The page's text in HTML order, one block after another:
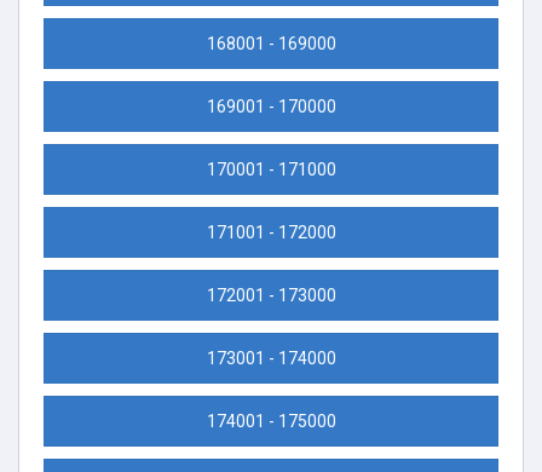
168001 - 169000
169001 - 170000
170001 - 171000
171001 - 172000
172001 - 173000
173001 - 174000
174001 - 175000